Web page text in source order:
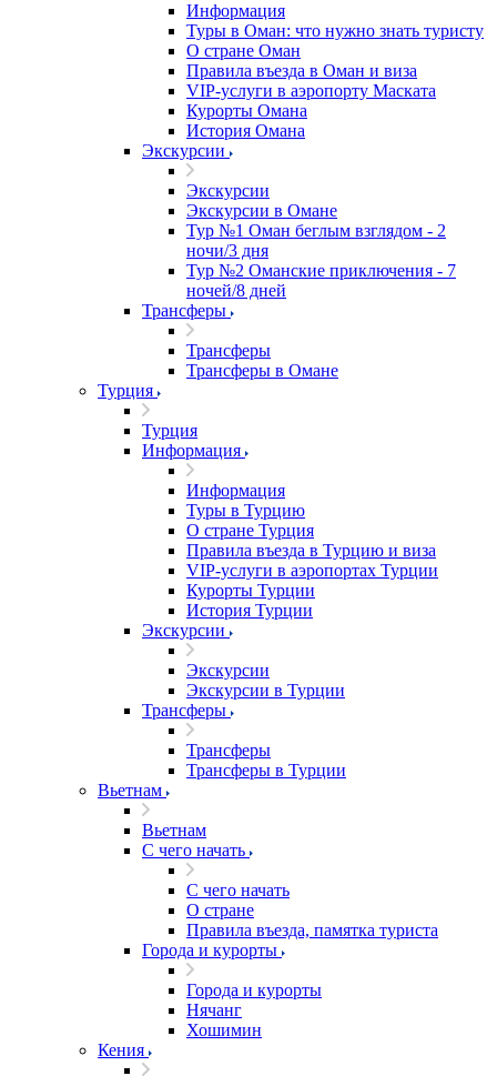
Информация
Туры в Оман: что нужно знать туристу
О стране Оман
Правила въезда в Оман и виза
VIP-услуги в аэропорту Маската
Курорты Омана
История Омана
Экскурсии
Экскурсии
Экскурсии в Омане
Тур №1 Оман беглым взглядом - 2
ночи/3 дня
Тур №2 Оманские приключения - 7
ночей/8 дней
Трансферы
Трансферы
Трансферы в Омане
Турция
Турция
Информация
Информация
Туры в Турцию
О стране Турция
Правила въезда в Турцию и виза
VIP-услуги в аэропортах Турции
Курорты Турции
История Турции
Экскурсии
Экскурсии
Экскурсии в Турции
Трансферы
Трансферы
Трансферы в Турции
Вьетнам
Вьетнам
С чего начать
С чего начать
О стране
Правила въезда, памятка туриста
Города и курорты
Города и курорты
Нячанг
Хошимин
Кения